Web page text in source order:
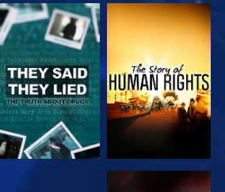
ANSEHEN ANSEHEN